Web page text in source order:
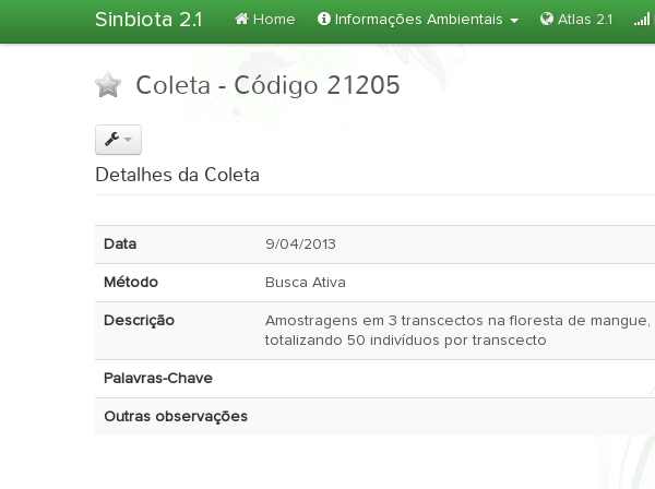
Sinbiota 2.1 Home Informações Ambientais Atlas 2.1
Coleta - Código 21205
Detalhes da Coleta
Data 9/04/2013
Método Busca Ativa
Descrição
Amostragens em 3 transcectos na floresta de mangue,
totalizando 50 indivíduos por transcecto
Palavras-Chave
Outras observações